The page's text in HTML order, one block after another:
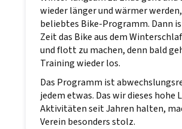
wieder länger und wärmer
beliebtes Bike-Programm. Dann
Zeit das Bike aus dem
und flott zu machen, denn bald
Training wieder los.
Das Programm ist
jedem etwas. Das wir dieses hohe
Aktivitäten seit Jahren halten,
Verein besonders stolz.